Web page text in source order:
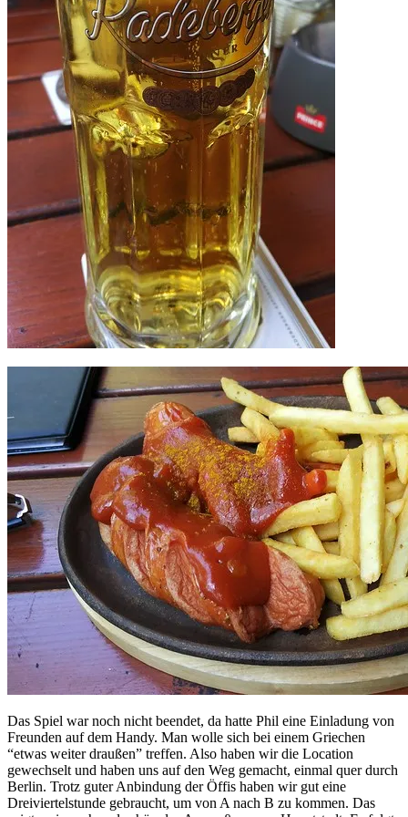
Das Spiel war noch nicht beendet, da hatte Phil eine Einladung von
Freunden auf dem Handy. Man wolle sich bei einem Griechen
“etwas weiter draußen” treffen. Also haben wir die Location
gewechselt und haben uns auf den Weg gemacht, einmal quer durch
Berlin. Trotz guter Anbindung der Öffis haben wir gut eine
Dreiviertelstunde gebraucht, um von A nach B zu kommen. Das